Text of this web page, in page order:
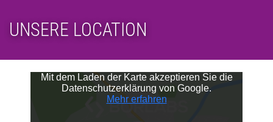
UNSERE LOCATION
Mit dem Laden der Karte akzeptieren Sie die
Datenschutzerklärung von Google.
Mehr erfahren